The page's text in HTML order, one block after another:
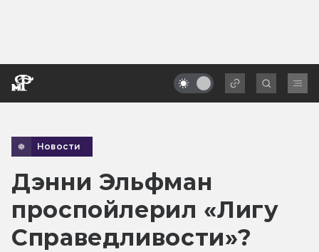
Новости
Дэнни Эльфман
проспойлерил «Лигу
Справедливости»?